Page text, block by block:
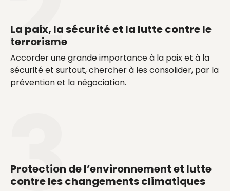
La paix, la sécurité et la lutte contre le
terrorisme
Accorder une grande importance à la paix et à la
sécurité et surtout, chercher à les consolider, par la
prévention et la négociation.
Protection de l’environnement et lutte
contre les changements climatiques